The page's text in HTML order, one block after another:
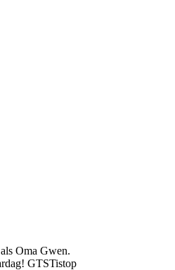
Oma Gwen.
GTSTistop